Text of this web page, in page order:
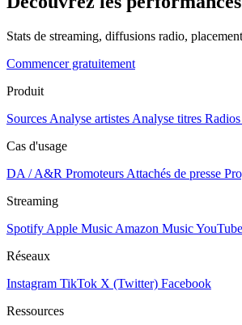
Stats de streaming, diffusions radio,
Commencer gratuitement
Produit
Sources Analyse artistes Analyse titres Radios
Cas d'usage
DA / A&R Promoteurs Attachés de presse
Streaming
Spotify Apple Music Amazon MusicYouTube
Réseaux
Instagram TikTok X (Twitter) Facebook
Ressources